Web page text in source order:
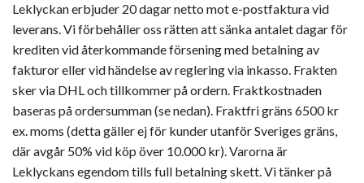
Leklyckan erbjuder 20 dagar netto mot e-postfaktura vid
leverans. Vi förbehåller oss rätten att sänka antalet dagar för
krediten vid återkommande försening med betalning av
fakturor eller vid händelse av reglering via inkasso. Frakten
sker via DHL och tillkommer på ordern. Fraktkostnaden
baseras på ordersumman (se nedan). Fraktfri gräns 6500 kr
ex. moms (detta gäller ej för kunder utanför Sveriges gräns,
där avgår 50% vid köp över 10.000 kr). Varorna är
Leklyckans egendom tills full betalning skett. Vi tänker på